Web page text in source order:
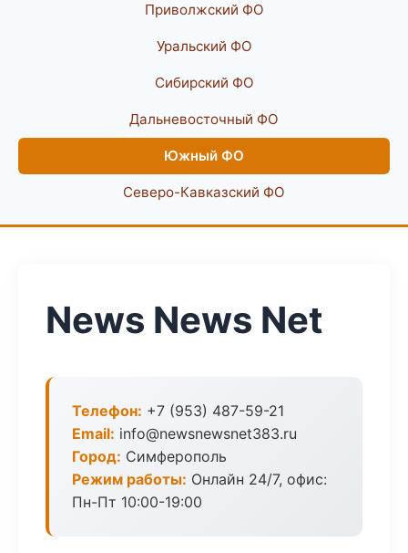
Приволжский ФО
Уральский ФО
Сибирский ФО
Дальневосточный ФО
Южный ФО
Северо-Кавказский ФО
News News Net
Телефон: +7 (953) 487-59-21
Email: info@newsnewsnet383.ru
Город: Симферополь
Режим работы: Онлайн 24/7, офис:
Пн-Пт 10:00-19:00